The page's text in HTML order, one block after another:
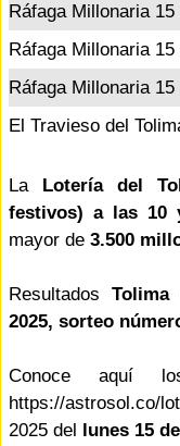
Ráfaga Millonaria 15
Ráfaga Millonaria 15
Ráfaga Millonaria 15
El Travieso del
La Lotería del
festivos) a las 10
mayor de 3.500
Resultados
2025, sorteo
Conoce aquí
https://astrosol.co/
2025 del lunes 15